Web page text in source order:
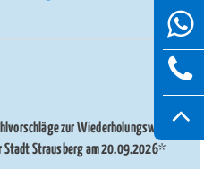
zur Wiederholungswahl
Stadt Strausberg am 20.09.2026*